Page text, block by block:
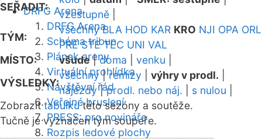
DRFG Arena
DRFG Arena
Schéma tribun
Plánek areny
Virtuální prohlídka
Návštěvní řád
Veřejné bruslení
PRESS: pro novináře
Rozpis ledové plochy
SEŘADIT:
vzestupně
TÝM:
všechny BLA HOD KAR KRO NJI OPA ORL
PRE STE TEC UNI VAL
MÍSTO:
všude|doma venku
VÝSLEDKY:
všechny|remízy výhry v prodl.
nájezdy|prodl. nebo náj. s nulou
Zobrazittabulkutéto sezóny a soutěže.
Tučně je vyznačen tým soupeře.